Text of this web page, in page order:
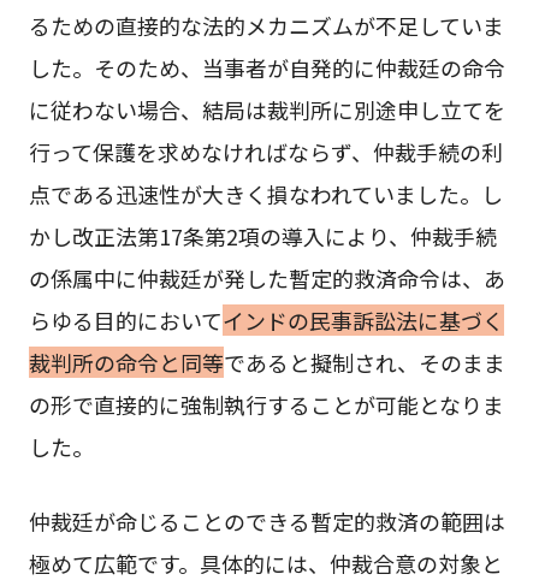
るための直接的な法的メカニズムが不足していま
した。そのため、当事者が自発的に仲裁廷の命令
に従わない場合、結局は裁判所に別途申し立てを
行って保護を求めなければならず、仲裁手続の利
点である迅速性が大きく損なわれていました。し
かし改正法第17条第2項の導入により、仲裁手続
の係属中に仲裁廷が発した暫定的救済命令は、あ
らゆる目的においてインドの民事訴訟法に基づく
裁判所の命令と同等であると擬制され、そのまま
の形で直接的に強制執行することが可能となりま
した。
仲裁廷が命じることのできる暫定的救済の範囲は
極めて広範です。具体的には、仲裁合意の対象と